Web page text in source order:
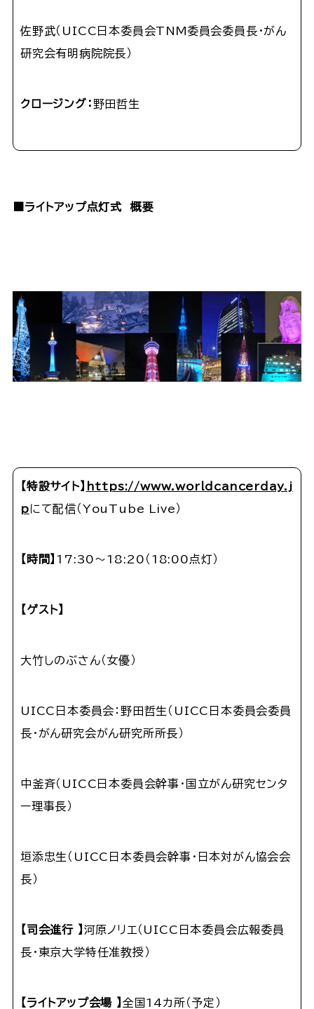
佐野武（UICC日本委員会TNM委員会委員長・がん
研究会有明病院院長）
クロージング：野田哲生
■ライトアップ点灯式 概要
【特設サイト】 https://www.worldcancerday.j
pにて配信（YouTube Live）
【 時間 】 17:30～18:20（18:00点灯）
【 ゲスト】
大竹しのぶさん（女優）
UICC日本委員会：野田哲生（UICC日本委員会委員
長・がん研究会がん研究所所長）
中釜斉（UICC日本委員会幹事・国立がん研究センタ
ー理事長）
垣添忠生（UICC日本委員会幹事・日本対がん協会会
長）
【 司会進行 】 河原ノリエ（UICC日本委員会広報委員
長・東京大学特任准教授）
【 ライトアップ会場 】 全国14カ所（予定）